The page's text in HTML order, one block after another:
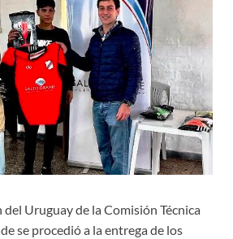
del Uruguay de la Comisión Técnica
se procedió a la entrega de los